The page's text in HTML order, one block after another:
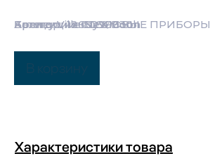
Категории:СТОЛОВЫЕ ПРИБОРЫ
Бренд:Villeroy & Boch
Коллекция:NewMoon
Артикул: 1265299030
Характеристики товара